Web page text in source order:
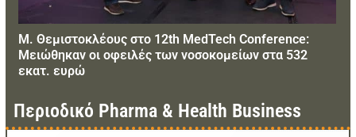
carousel
navigation
buttons
Μ. Θεμιστοκλέους στο 12th MedTech Conference:
Μειώθηκαν οι οφειλές των νοσοκομείων στα 532
εκατ. ευρώ
Περιοδικό Pharma & Health Business